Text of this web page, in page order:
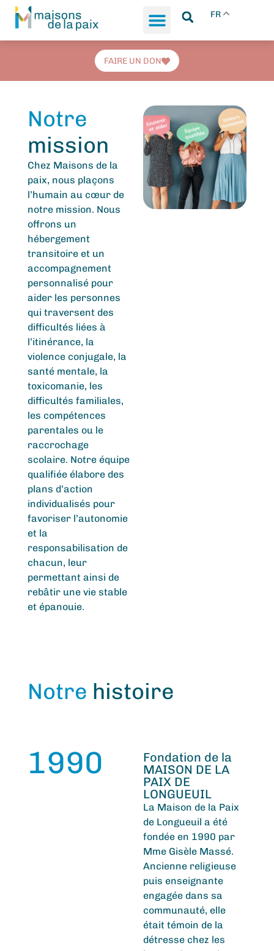
FR
FAIRE UN DON
Notre
mission
Chez Maisons de la
paix, nous plaçons
l’humain au cœur de
notre mission. Nous
offrons un
hébergement
transitoire et un
accompagnement
personnalisé pour
aider les personnes
qui traversent des
difficultés liées à
l’itinérance, la
violence conjugale, la
santé mentale, la
toxicomanie, les
difficultés familiales,
les compétences
parentales ou le
raccrochage
scolaire. Notre équipe
qualifiée élabore des
plans d’action
individualisés pour
favoriser l’autonomie
et la
responsabilisation de
chacun, leur
permettant ainsi de
rebâtir une vie stable
et épanouie.
Notre histoire
1990
Fondation de la
MAISON DE LA
PAIX DE
LONGUEUIL
La Maison de la Paix
de Longueuil a été
fondée en 1990 par
Mme Gisèle Massé.
Ancienne religieuse
puis enseignante
engagée dans sa
communauté, elle
était témoin de la
détresse chez les